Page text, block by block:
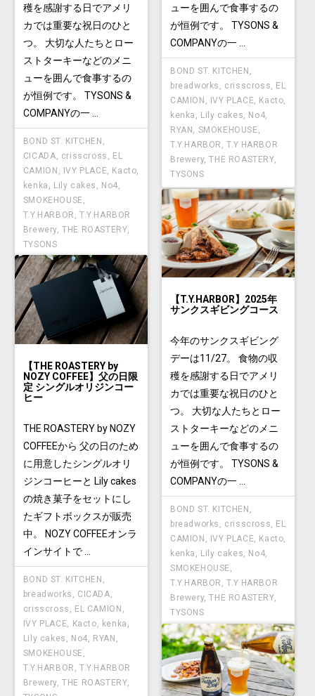
ューを囲んで食事するの
が恒例です。 TYSONS &
COMPANYの一 ...
BOND ST. KITCHEN
breadworks
crisscross
EL
CAMION
IVY PLACE Kacto
kenka
Lily cakes No4
RYAN
SMOKEHOUSE
T.Y.HARBOR
,T.Y.HARBOR
Brewery,THE ROASTERY,
TYSONS
穫を感謝する日でアメリ
カでは重要な祝日のひと
つ。 大切な人たちとロー
ストターキーなどのメニ
ューを囲んで食事するの
が恒例です。 TYSONS &
COMPANYの一 ...
BOND ST. KITCHEN ,
CICADA, crisscross , EL
CAMION , IVY PLACE, Kacto,
kenka , Lily cakes , No4,
SMOKEHOUSE ,
T.Y.HARBOR ,T.Y.HARBOR
Brewery,THE ROASTERY,
TYSONS
【T.Y.HARBOR】2025年
サンクスギビングコース
今年のサンクスギビング
デーは11/27。 食物の収
穫を感謝する日でアメリ
カでは重要な祝日のひと
つ。 大切な人たちとロー
ストターキーなどのメニ
ューを囲んで食事するの
が恒例です。 TYSONS &
COMPANYの一 ...
BOND ST. KITCHEN ,
breadworks , crisscross, EL
CAMION , IVY PLACE, Kacto,
kenka , Lily cakes, No4,
SMOKEHOUSE ,
T.Y.HARBOR ,T.Y.HARBOR
Brewery,THE ROASTERY,
TYSONS
【THE ROASTERY by
NOZY COFFEE】父の日限
定 シングルオリジンコー
ヒー
THE ROASTERY by NOZY
COFFEEから 父の日のため
に用意したシングルオリ
ジンコーヒーと Lily cakes
の焼き菓子をセットにし
たギフトボックスが販売
中。 NOZY COFFEEオンラ
インサイトで ...
BOND ST. KITCHEN
breadworks
CICADA
crisscross
EL CAMION
IVY PLACE
Kacto kenka
Lily cakes
No4 RYAN
SMOKEHOUSE
T.Y.HARBOR
,T.Y.HARBOR
Brewery ,THE ROASTERY,